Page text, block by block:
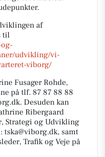
af
til
udvikling/vi-
viborg/
Fusager Rohde,
på tlf. 87 87 88 88
Desuden kan
Ribergaard
Strategi og Udvikling
samt
Trafik og Veje på